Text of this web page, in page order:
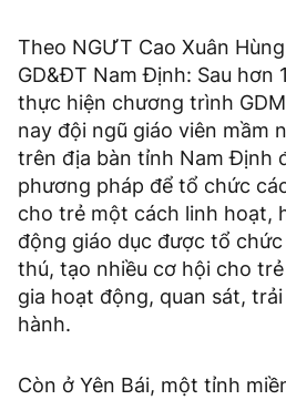
Theo NGƯT Cao Xuân
GD&ĐT Nam Định: Sau hơn
thực hiện chương trình
nay đội ngũ giáo viên mầm
trên địa bàn tỉnh Nam Định
phương pháp để tổ chức
cho trẻ một cách linh hoạt,
động giáo dục được tổ
thú, tạo nhiều cơ hội cho
gia hoạt động, quan sát,
hành.
Còn ở Yên Bái, một tỉnh